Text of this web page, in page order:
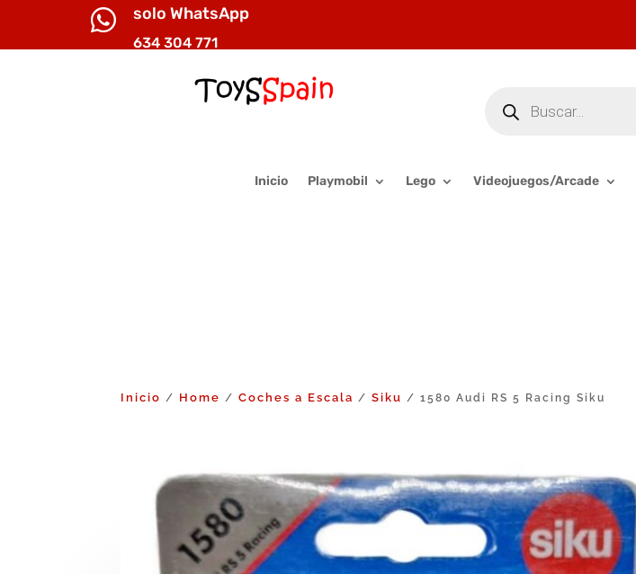
 solo WhatsApp
634 304 771
productos
Inicio Playmobil Lego Videojuegos/Arcade
Inicio / Home /Coches a Escala /Siku / 1580 Audi RS 5 Racing Siku